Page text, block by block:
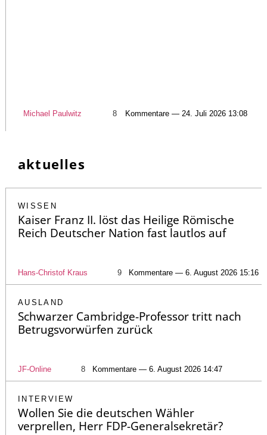
Michael Paulwitz 8 Kommentare — 24. Juli 2026 13:08
aktuelles
WISSEN
Kaiser Franz II. löst das Heilige Römische
Reich Deutscher Nation fast lautlos auf
Hans-Christof Kraus 9 Kommentare — 6. August 2026 15:16
AUSLAND
Schwarzer Cambridge-Professor tritt nach
Betrugsvorwürfen zurück
JF-Online 8 Kommentare — 6. August 2026 14:47
INTERVIEW
Wollen Sie die deutschen Wähler
verprellen, Herr FDP-Generalsekretär?